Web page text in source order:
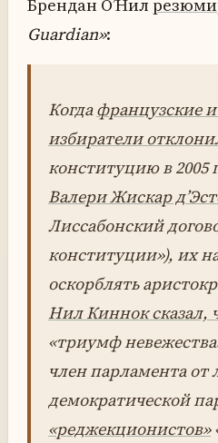
Брендан О’Нил
Guardian»:
Когдафранцузские
избиратели
конституцию в 2005
Валери Жискар
Лиссабонский
конституции»), их
оскорблять
Нил Киннок сказал,
«триумф
член парламента от
демократической
«реджекционистов»